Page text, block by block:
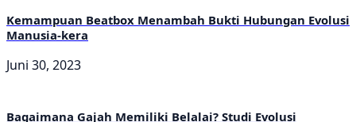
Kemampuan Beatbox Menambah Bukti Hubungan Evolusi
Manusia-kera
Juni 30, 2023
Bagaimana Gajah Memiliki Belalai? Studi Evolusi